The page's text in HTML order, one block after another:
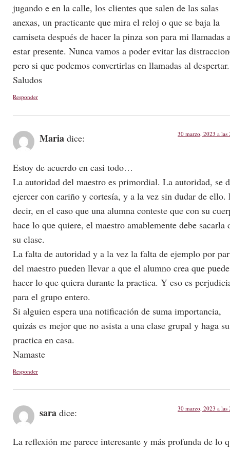
jugando e en la calle, los clientes que salen de las salas
anexas, un practicante que mira el reloj o que se baja la
camiseta después de hacer la pinza son para mi llamadas
estar presente. Nunca vamos a poder evitar las
pero si que podemos convertirlas en llamadas al despertar.
Saludos
Responder
Maria dice: 30 marzo, 2023 a las
Estoy de acuerdo en casi todo…
La autoridad del maestro es primordial. La autoridad, se
ejercer con cariño y cortesía, y a la vez sin dudar de ello.
decir, en el caso que una alumna conteste que con su
hace lo que quiere, el maestro amablemente debe sacarla
su clase.
La falta de autoridad y a la vez la falta de ejemplo por
del maestro pueden llevar a que el alumno crea que puede
hacer lo que quiera durante la practica. Y eso es
para el grupo entero.
Si alguien espera una notificación de suma importancia,
quizás es mejor que no asista a una clase grupal y haga su
practica en casa.
Namaste
Responder
sara dice: 30 marzo, 2023 a las
La reflexión me parece interesante y más profunda de lo